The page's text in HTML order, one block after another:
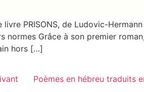
PRISONS, de Ludovic-
normes Grâce à son premier
hors […]
Poèmes en hébreu traduits